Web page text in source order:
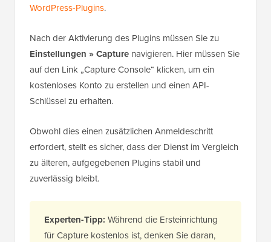
WordPress-Plugins.
Nach der Aktivierung des Plugins müssen Sie zu
Einstellungen » Capture navigieren. Hier müssen Sie
auf den Link „Capture Console“ klicken, um ein
kostenloses Konto zu erstellen und einen API-
Schlüssel zu erhalten.
Obwohl dies einen zusätzlichen Anmeldeschritt
erfordert, stellt es sicher, dass der Dienst im Vergleich
zu älteren, aufgegebenen Plugins stabil und
zuverlässig bleibt.
Experten-Tipp: Während die Ersteinrichtung
für Capture kostenlos ist, denken Sie daran,